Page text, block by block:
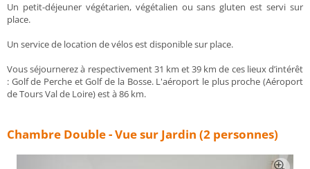
Un petit-déjeuner végétarien, végétalien ou sans gluten est servi sur
place.
Un service de location de vélos est disponible sur place.
Vous séjournerez à respectivement 31 km et 39 km de ces lieux d’intérêt
: Golf de Perche et Golf de la Bosse. L'aéroport le plus proche (Aéroport
de Tours Val de Loire) est à 86 km.
Chambre Double - Vue sur Jardin (2 personnes)